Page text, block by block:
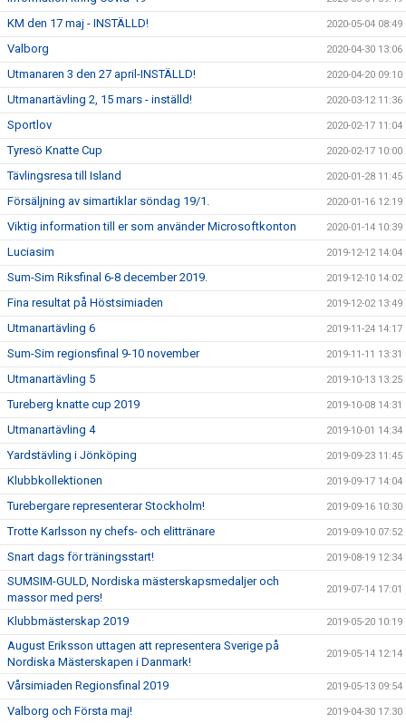
KM den 17 maj - INSTÄLLD! 2020-05-04 08:49
Valborg 2020-04-30 13:06
Utmanaren 3 den 27 april-INSTÄLLD! 2020-04-20 09:10
Utmanartävling 2, 15 mars - inställd! 2020-03-12 11:36
Sportlov 2020-02-17 11:04
Tyresö Knatte Cup 2020-02-17 10:00
Tävlingsresa till Island 2020-01-28 11:45
Försäljning av simartiklar söndag 19/1. 2020-01-16 12:19
Viktig information till er som använder Microsoftkonton 2020-01-14 10:39
Luciasim 2019-12-12 14:04
Sum-Sim Riksfinal 6-8 december 2019. 2019-12-10 14:02
Fina resultat på Höstsimiaden 2019-12-02 13:49
Utmanartävling 6 2019-11-24 14:17
Sum-Sim regionsfinal 9-10 november 2019-11-11 13:31
Utmanartävling 5 2019-10-13 13:25
Tureberg knatte cup 2019 2019-10-08 14:31
Utmanartävling 4 2019-10-01 14:34
Yardstävling i Jönköping 2019-09-23 11:45
Klubbkollektionen 2019-09-17 14:04
Turebergare representerar Stockholm! 2019-09-16 10:30
Trotte Karlsson ny chefs- och elittränare 2019-09-10 07:52
Snart dags för träningsstart! 2019-08-19 12:34
SUMSIM-GULD, Nordiska mästerskapsmedaljer och
massor med pers!
2019-07-14 17:01
Klubbmästerskap 2019 2019-05-20 10:19
August Eriksson uttagen att representera Sverige på
Nordiska Mästerskapen i Danmark!
2019-05-14 12:14
Vårsimiaden Regionsfinal 2019 2019-05-13 09:54
Valborg och Första maj! 2019-04-30 17:30